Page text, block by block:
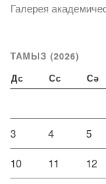
Галерея
ТАМЫЗ (2026)
Дс Сс Сә
3 4 5
10 11 12